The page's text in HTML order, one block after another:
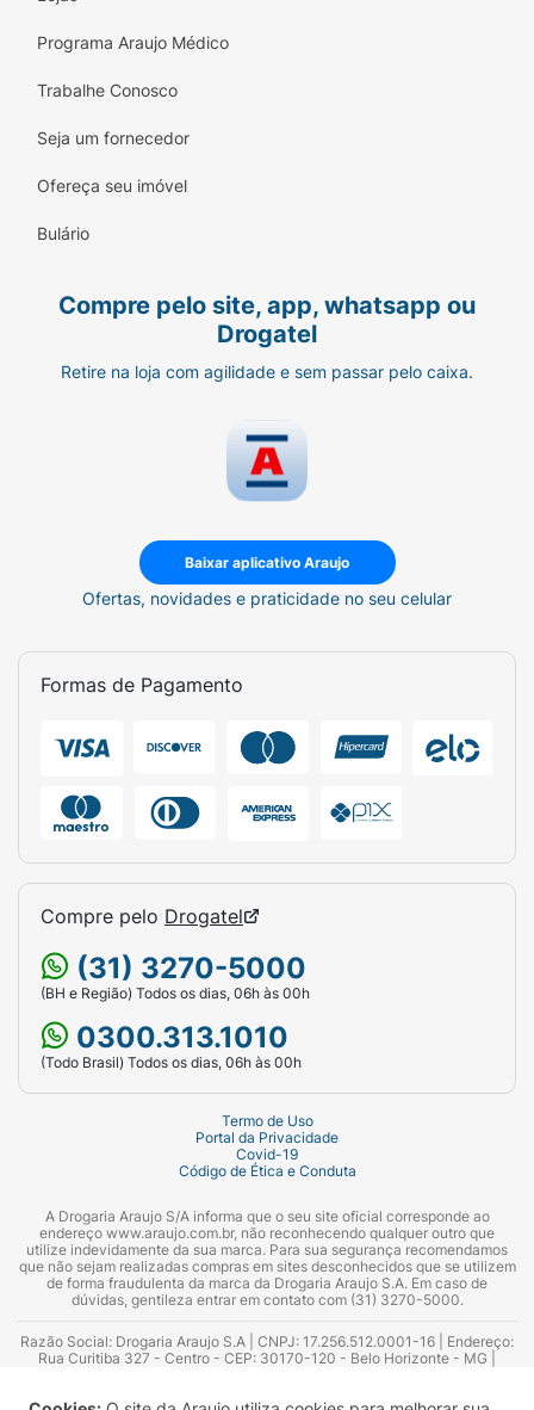
Programa Araujo Médico
Trabalhe Conosco
Seja um fornecedor
Ofereça seu imóvel
Bulário
Compre pelo site, app, whatsapp ou
Drogatel
Retire na loja com agilidade e sem passar pelo caixa.
Baixar aplicativo Araujo
Ofertas, novidades e praticidade no seu celular
Formas de Pagamento
Compre pelo Drogatel
(31) 3270-5000
(BH e Região) Todos os dias, 06h às 00h
0300.313.1010
(Todo Brasil) Todos os dias, 06h às 00h
Termo de Uso
Portal da Privacidade
Covid-19
Código de Ética e Conduta
A Drogaria Araujo S/A informa que o seu site oficial corresponde ao
endereço www.araujo.com.br, não reconhecendo qualquer outro que
utilize indevidamente da sua marca. Para sua segurança recomendamos
que não sejam realizadas compras em sites desconhecidos que se utilizem
de forma fraudulenta da marca da Drogaria Araujo S.A. Em caso de
dúvidas, gentileza entrar em contato com (31) 3270-5000.
Razão Social: Drogaria Araujo S.A | CNPJ: 17.256.512.0001-16 | Endereço:
Rua Curitiba 327 - Centro - CEP: 30170-120 - Belo Horizonte - MG |